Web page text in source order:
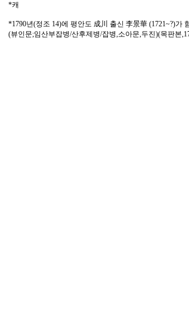
*캐
*1790년(정조 14)에 평안도 成川 출신 李景華 (1721~?)
(뷰인문;임산부잡병/산후제병/잡병,소아문,두진)(목판본